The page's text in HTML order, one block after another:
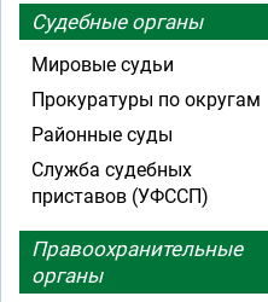
Судебные органы
Мировые судьи
Прокуратуры по округам
Районные суды
Служба судебных
приставов (УФССП)
Правоохранительные
органы